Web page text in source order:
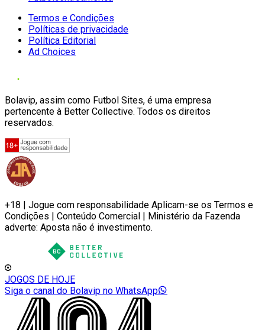
Termos e Condições
Políticas de privacidade
Política Editorial
Ad Choices
Bolavip, assim como Futbol Sites, é uma empresa
pertencente à Better Collective. Todos os direitos
reservados.
+18 | Jogue com responsabilidade Aplicam-se os Termos e
Condições | Conteúdo Comercial | Ministério da Fazenda
adverte: Aposta não é investimento.
JOGOS DE HOJE
Siga o canal do Bolavip no WhatsApp